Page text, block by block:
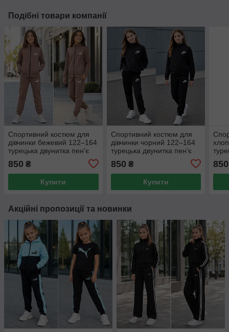
Подібні товари компанії
Спортивний костюм для
дівчинки бежевий 122–164
турецька двунитка пен'є
850 ₴
Купити
Спортивний костюм для
дівчинки чорний 122–164
турецька двунитка пен'є
850 ₴
Купити
850
Акційні пропозиції та новинки